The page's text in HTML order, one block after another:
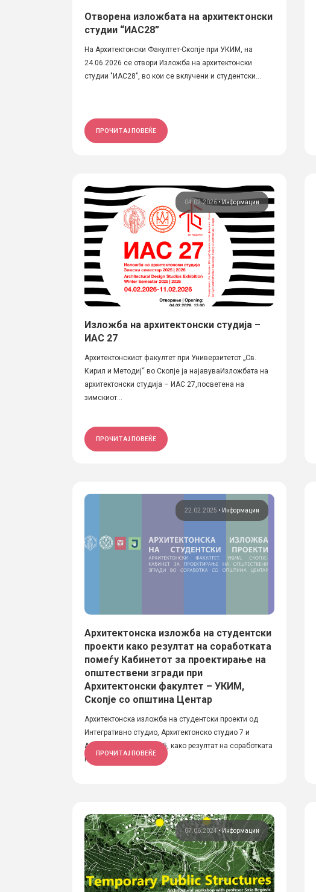
Отворена изложбата на архитектонски
студии “ИАС28”
На Архитектонски Факултет-Скопје при УКИМ, на
24.06.2026 се отвори Изложба на архитектонски
студии "ИАС28", во кои се вклучени и студентски...
ПРОЧИТАЈ ПОВЕЌЕ
04.02.2026•Информации
Изложба на архитектонски студија –
ИАС 27
Архитектонскиот факултет при Универзитетот „Св.
Кирил и Методиј“ во Скопје ја најавуваИзложбата на
архитектонски студија – ИАС 27,посветена на
зимскиот...
ПРОЧИТАЈ ПОВЕЌЕ
22.02.2025 • Информации
Архитектонска изложба на студентски
проекти како резултат на соработката
помеѓу Кабинетот за проектирање на
општествени згради при
Архитектонски факултет – УКИМ,
Скопје со општина Центар
Архитектонска изложба на студентски проекти од
Интегративно студио, Архитектонско студио 7 и
Архитектонско студио 5, како резултат на соработката
помеѓу...
ПРОЧИТАЈ ПОВЕЌЕ
07.06.2024•Информации